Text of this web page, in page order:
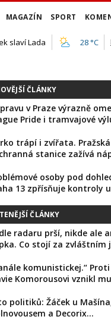
MAGAZÍN SPORT
slaví Lada 28 °C
ČLÁNKY
v Praze výrazně
Pride i tramvajové
trápí i zvířata. Pražská
stanice zažívá
osoby pod
13 zpřísňuje kontroly
ČLÁNKY
radaru prší, nikde ale
Co stojí za zvláštním
komunistickej.“
Komorousovi vznikl
politiků: Žáček u
a Decorix…